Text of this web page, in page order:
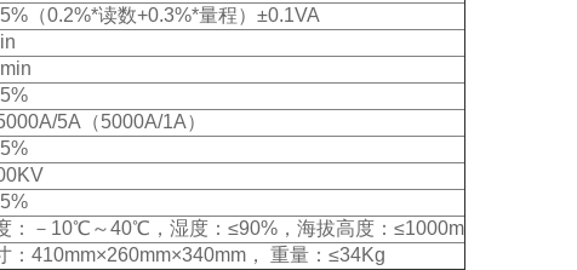
（0.2%*读数+0.3%*量程）±0.1VA
5A（5000A/1A）
：－10℃～40℃，湿度：≤90%，海拔高度：≤1000m
：410mm×260mm×340mm， 重量：≤34Kg